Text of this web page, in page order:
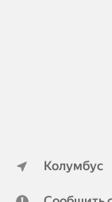
Колумбус